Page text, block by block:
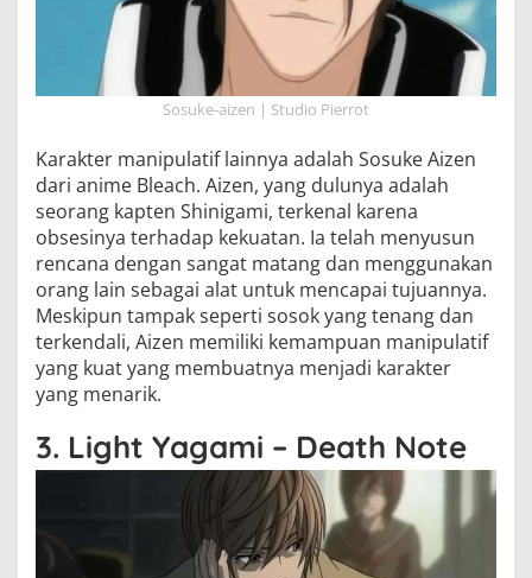
Sosuke-aizen | Studio Pierrot
Karakter manipulatif lainnya adalah Sosuke Aizen
dari anime Bleach. Aizen, yang dulunya adalah
seorang kapten Shinigami, terkenal karena
obsesinya terhadap kekuatan. Ia telah menyusun
rencana dengan sangat matang dan menggunakan
orang lain sebagai alat untuk mencapai tujuannya.
Meskipun tampak seperti sosok yang tenang dan
terkendali, Aizen memiliki kemampuan manipulatif
yang kuat yang membuatnya menjadi karakter
yang menarik.
3. Light Yagami – Death Note